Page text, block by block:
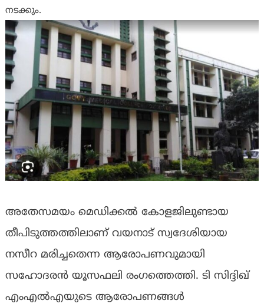
നടക്കും.
അതേസമയം മെഡിക്കല്‍ കോളജിലുണ്ടായ
തീപിടുത്തത്തിലാണ് വയനാട് സ്വദേശിയായ
നസീറ മരിച്ചതെന്ന ആരോപണവുമായി
സഹോദരന്‍ യൂസഫലി രംഗത്തെത്തി. ടി സിദ്ദിഖ്
എംഎല്‍എയുടെ ആരോപണങ്ങള്‍